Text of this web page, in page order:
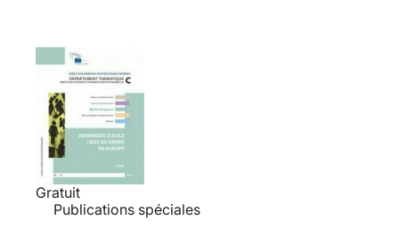
Gratuit
Publications spéciales